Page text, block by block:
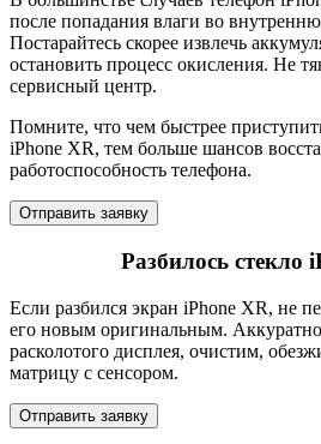
после попадания влаги во
Постарайтесь скорее извлечь
остановить процесс окисления. Не
сервисный центр.
Помните, что чем быстрее
iPhone XR, тем больше шансов
работоспособность телефона.
Отправить заявку
Разбилось стекло
Если разбился экран iPhone XR, не
его новым оригинальным.
расколотого дисплея, очистим,
матрицу с сенсором.
Отправить заявку